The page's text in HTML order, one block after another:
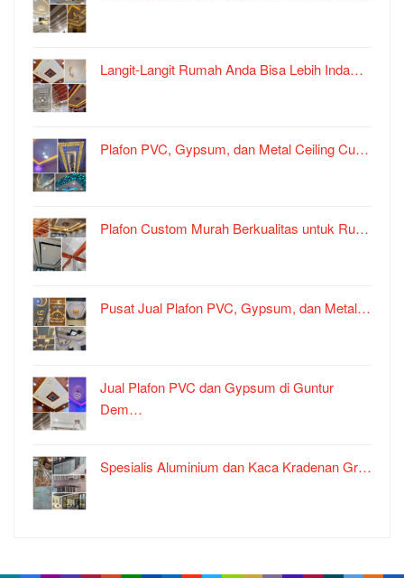
Langit-Langit Rumah Anda Bisa Lebih Inda…
Plafon PVC, Gypsum, dan Metal Ceiling Cu…
Plafon Custom Murah Berkualitas untuk Ru…
Pusat Jual Plafon PVC, Gypsum, dan Metal…
Jual Plafon PVC dan Gypsum di Guntur
Dem…
Spesialis Aluminium dan Kaca Kradenan Gr…